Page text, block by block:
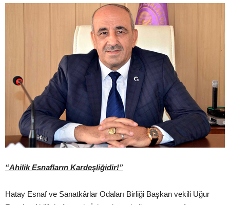
“Ahilik Esnafların Kardeşliğidir!”
Hatay Esnaf ve Sanatkârlar Odaları Birliği Başkan vekili Uğur